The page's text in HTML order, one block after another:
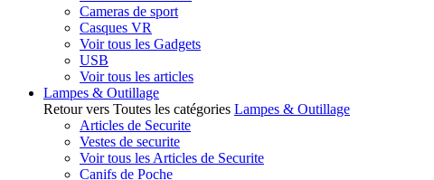
Cameras de sport
Casques VR
Voir tous les Gadgets
USB
Voir tous les articles
Lampes & Outillage
Retour vers Toutes les catégories Lampes & Outillage
Articles de Securite
Vestes de securite
Voir tous les Articles de Securite
Canifs de Poche